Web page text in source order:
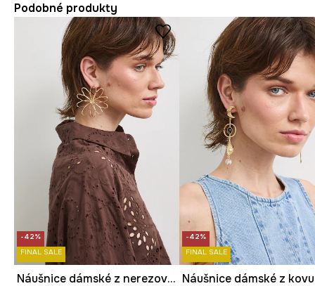
Podobné produkty
-42%
FINAL SALE
Náušnice dámské z nerezové oceli
-42%
FINAL SALE